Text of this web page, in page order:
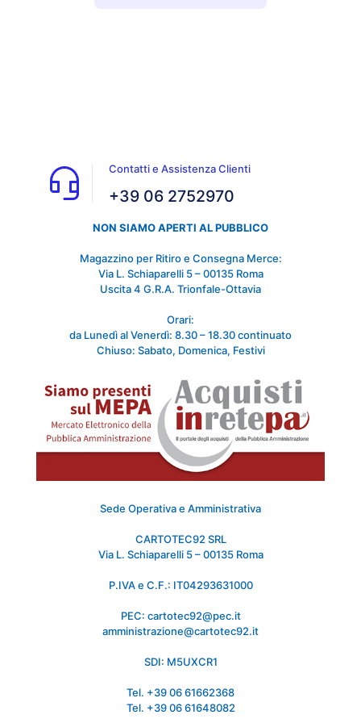
Contatti e Assistenza Clienti
+39 06 2752970
NON SIAMO APERTI AL PUBBLICO
Magazzino per Ritiro e Consegna Merce:
Via L. Schiaparelli 5 – 00135 Roma
Uscita 4 G.R.A. Trionfale-Ottavia
Orari:
da Lunedì al Venerdì: 8.30 – 18.30 continuato
Chiuso: Sabato, Domenica, Festivi
Sede Operativa e Amministrativa
CARTOTEC92 SRL
Via L. Schiaparelli 5 – 00135 Roma
P.IVA e C.F.: IT04293631000
PEC: cartotec92@pec.it
amministrazione@cartotec92.it
SDI: M5UXCR1
Tel. +39 06 61662368
Tel. +39 06 61648082